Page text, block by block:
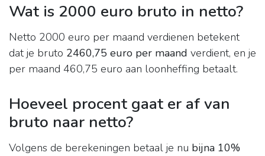
Wat is 2000 euro bruto in netto?
Netto 2000 euro per maand verdienen betekent
dat je bruto 2460,75 euro per maand verdient, en je
per maand 460,75 euro aan loonheffing betaalt.
Hoeveel procent gaat er af van
bruto naar netto?
Volgens de berekeningen betaal je nu bijna 10%